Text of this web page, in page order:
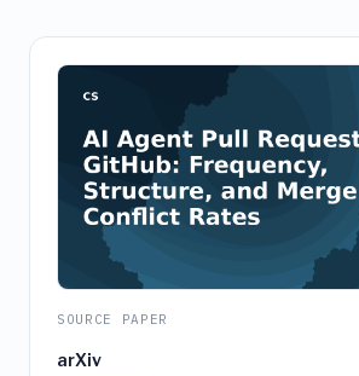
SOURCE PAPER
arXiv